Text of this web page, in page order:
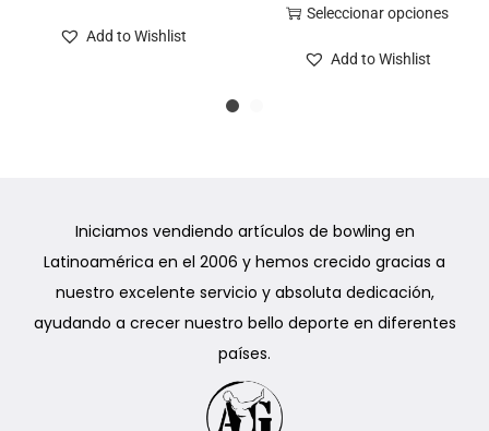
Add to Wishlist
Seleccionar opciones
Add to Wishlist
Iniciamos vendiendo artículos de bowling en
Latinoamérica en el 2006 y hemos crecido gracias a
nuestro excelente servicio y absoluta dedicación,
ayudando a crecer nuestro bello deporte en diferentes
países.